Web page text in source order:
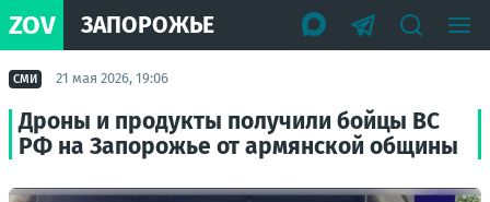
ZOV ЗАПОРОЖЬЕ
СМИ 21 мая 2026, 19:06
Дроны и продукты получили бойцы ВС
РФ на Запорожье от армянской общины